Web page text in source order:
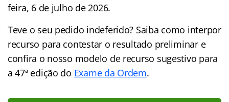
feira, 6 de julho de 2026.
Teve o seu pedido indeferido? Saiba como interpor
recurso para contestar o resultado preliminar e
confira o nosso modelo de recurso sugestivo para
a 47ª edição do Exame da Ordem.